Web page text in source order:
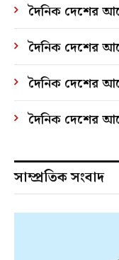
দৈনিক দেশের
দৈনিক দেশের
দৈনিক দেশের
দৈনিক দেশের
সাম্প্রতিক সংবাদ